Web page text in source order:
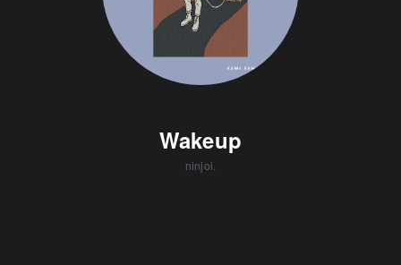
Wakeup
ninjoi.